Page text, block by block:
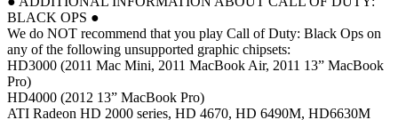
BLACK OPS ●
We do NOT recommend that you play Call of Duty: Black Ops on
any of the following unsupported graphic chipsets:
HD3000 (2011 Mac Mini, 2011 MacBook Air, 2011 13” MacBook
Pro)
HD4000 (2012 13” MacBook Pro)
ATI Radeon HD 2000 series, HD 4670, HD 6490M, HD6630M